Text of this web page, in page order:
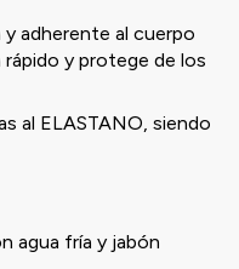
y adherente al cuerpo
y protege de los
al ELASTANO, siendo
agua fría y jabón